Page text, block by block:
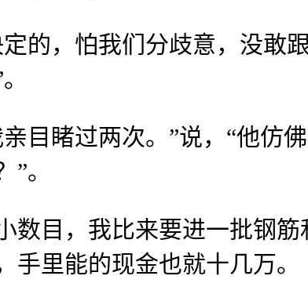
，怕我们分歧意，没敢跟
睹过两次。”说，“他仿佛
。
目，我比来要进一批钢筋
手里能的现金也就十几万。